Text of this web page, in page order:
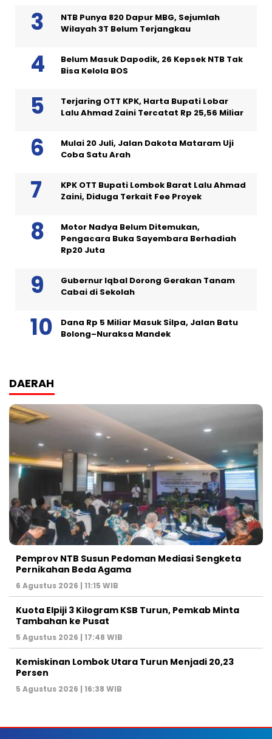
NTB Punya 820 Dapur MBG, Sejumlah
Wilayah 3T Belum Terjangkau
Belum Masuk Dapodik, 26 Kepsek NTB Tak
Bisa Kelola BOS
Terjaring OTT KPK, Harta Bupati Lobar
Lalu Ahmad Zaini Tercatat Rp 25,56 Miliar
Mulai 20 Juli, Jalan Dakota Mataram Uji
Coba Satu Arah
KPK OTT Bupati Lombok Barat Lalu Ahmad
Zaini, Diduga Terkait Fee Proyek
Motor Nadya Belum Ditemukan,
Pengacara Buka Sayembara Berhadiah
Rp20 Juta
Gubernur Iqbal Dorong Gerakan Tanam
Cabai di Sekolah
Dana Rp 5 Miliar Masuk Silpa, Jalan Batu
Bolong–Nuraksa Mandek
DAERAH
Pemprov NTB Susun Pedoman Mediasi Sengketa
Pernikahan Beda Agama
6 Agustus 2026 | 11:15 WIB
Kuota Elpiji 3 Kilogram KSB Turun, Pemkab Minta
Tambahan ke Pusat
5 Agustus 2026 | 17:48 WIB
Kemiskinan Lombok Utara Turun Menjadi 20,23
Persen
5 Agustus 2026 | 16:38 WIB